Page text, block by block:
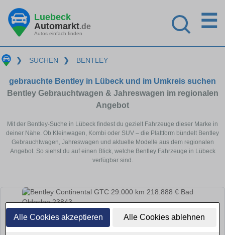
Alle Cookies akzeptieren Alle Cookies ablehnen
Luebeck
Automarkt.de
Autos einfach finden
☰
❯ SUCHEN ❯ BENTLEY
gebrauchte Bentley in Lübeck und im Umkreis suchen
Bentley Gebrauchtwagen & Jahreswagen im regionalen
Angebot
Mit der Bentley-Suche in Lübeck findest du gezielt Fahrzeuge dieser Marke in
deiner Nähe. Ob Kleinwagen, Kombi oder SUV – die Plattform bündelt Bentley
Gebrauchtwagen, Jahreswagen und aktuelle Modelle aus dem regionalen
Angebot. So siehst du auf einen Blick, welche Bentley Fahrzeuge in Lübeck
verfügbar sind.